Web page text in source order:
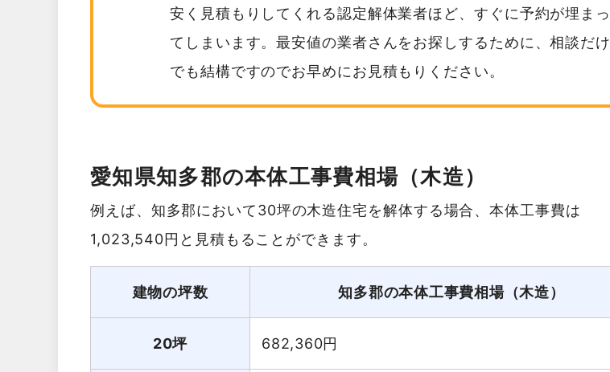
安く見積もりしてくれる認定解体業者ほど、すぐに予約が埋まっ
てしまいます。最安値の業者さんをお探しするために、相談だけ
でも結構ですのでお早めにお見積もりください。
愛知県知多郡の本体工事費相場（木造）
例えば、知多郡において30坪の木造住宅を解体する場合、本体工事費は
1,023,540円と見積もることができます。
建物の坪数 知多郡の本体工事費相場（木造）
20坪 682,360円